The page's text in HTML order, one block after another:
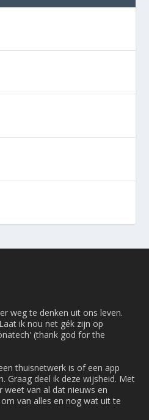
weg te denken uit ons leven.
ik nou net gék zijn op
(thank god for the
thuisnetwerk is of een app
Graag deel ik deze wijsheid. Met
weet van al dat nieuws en
van alles en nog wat uit te